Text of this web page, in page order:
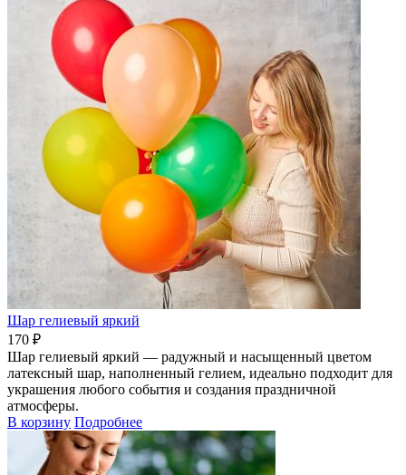
Шар гелиевый яркий
170 ₽
Шар гелиевый яркий — радужный и насыщенный цветом
латексный шар, наполненный гелием, идеально подходит для
украшения любого события и создания праздничной
атмосферы.
В корзину Подробнее